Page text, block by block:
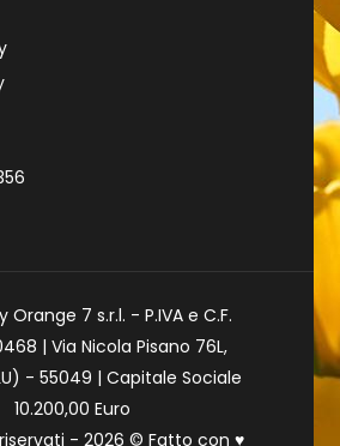
Orange 7 s.r.l. - P.IVA e C.F.
| Via Nicola Pisano 76L,
- 55049 | Capitale Sociale
10.200,00 Euro
- 2026 © Fatto con ♥